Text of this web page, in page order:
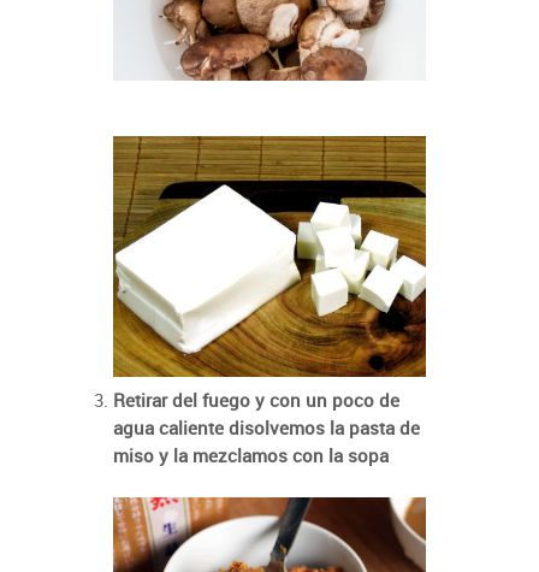
Retirar del fuego y con un poco de
agua caliente disolvemos la pasta de
miso y la mezclamos con la sopa